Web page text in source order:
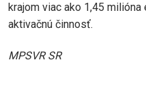
krajom viac ako 1,45
aktivačnú činnosť.
MPSVR SR